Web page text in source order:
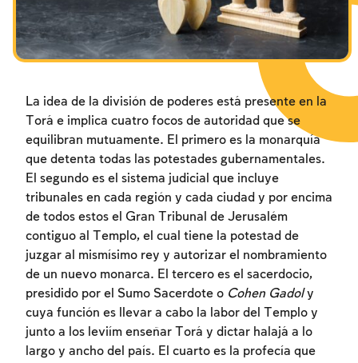
Los ayunos por la destrucción del Templo
Janucá
Purim
La idea de la división de poderes está presente en la
Torá e implica cuatro focos de autoridad que se
equilibran mutuamente. El primero es la monarquía
que detenta todas las potestades gubernamentales.
El segundo es el sistema judicial que incluye
tribunales en cada región y cada ciudad y por encima
de todos estos el Gran Tribunal de Jerusalém
contiguo al Templo, el cual tiene la potestad de
juzgar al mismísimo rey y autorizar el nombramiento
de un nuevo monarca. El tercero es el sacerdocio,
presidido por el Sumo Sacerdote o Cohen Gadoly
cuya función es llevar a cabo la labor del Templo y
junto a los leviím enseñar Torá y dictar halajá a lo
largo y ancho del país. El cuarto es la profecía que